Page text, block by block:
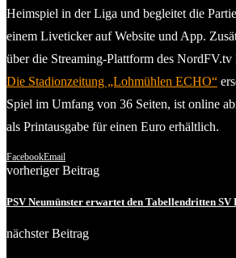
Heimspiel in der Liga und begleitet die
einem Liveticker auf Website und App.
über die Streaming-Plattform des NordFV.tv
Die Stadionzeitung „Lohmühlen ECHO“
Spiel im Umfang von 36 Seiten, ist online
als Printausgabe für einen Euro erhältlich.
FacebookEmail
vorheriger Beitrag
PSV Neumünster erwartet den Tabellendritten SV
nächster Beitrag